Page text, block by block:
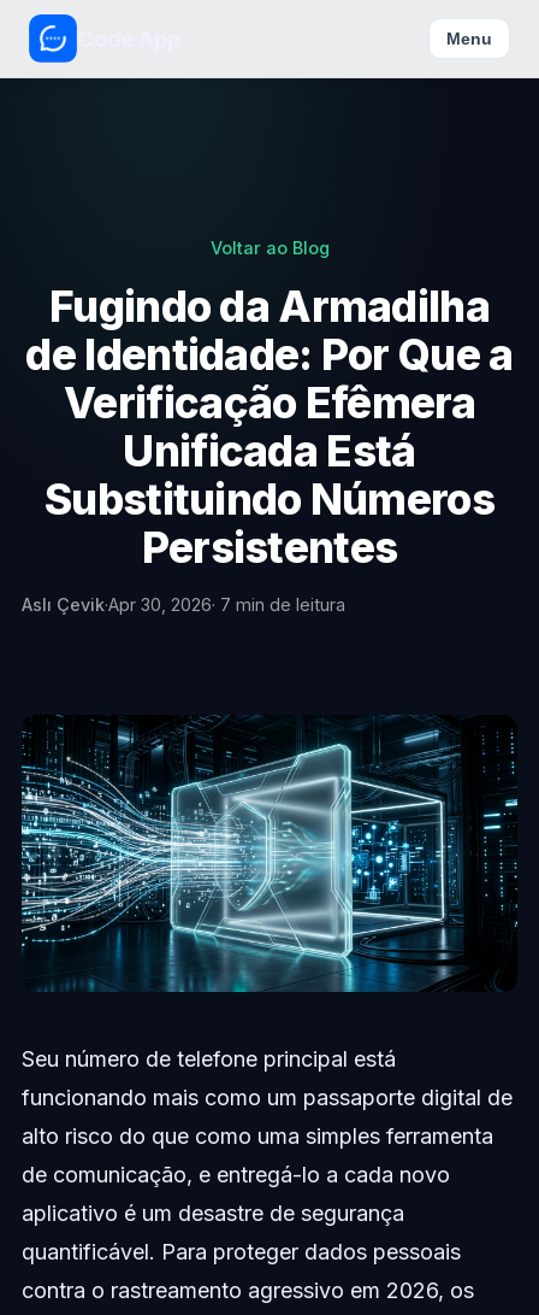
Menu
Voltar ao Blog
Fugindo da Armadilha
de Identidade: Por Que a
Verificação Efêmera
Unificada Está
Substituindo Números
Persistentes
Aslı Çevik·Apr 30, 2026· 7 min de leitura
Seu número de telefone principal está
funcionando mais como um passaporte digital de
alto risco do que como uma simples ferramenta
de comunicação, e entregá-lo a cada novo
aplicativo é um desastre de segurança
quantificável. Para proteger dados pessoais
contra o rastreamento agressivo em 2026, os